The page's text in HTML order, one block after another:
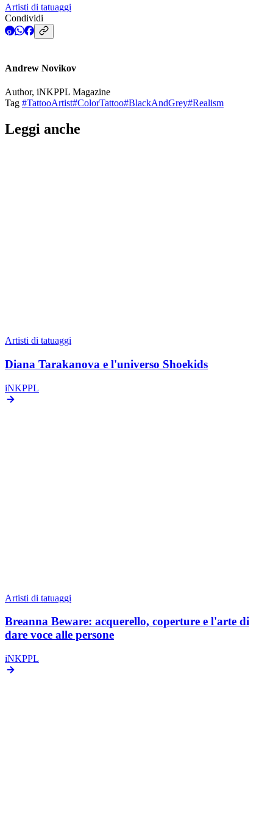
Artisti di tatuaggi
Condividi
Andrew Novikov
Author, iNKPPL Magazine
Tag #TattooArtist#ColorTattoo#BlackAndGrey#Realism
Leggi anche
Artisti di tatuaggi
Diana Tarakanova e l'universo Shoekids
iNKPPL
Artisti di tatuaggi
Breanna Beware: acquerello, coperture e l'arte di
dare voce alle persone
iNKPPL